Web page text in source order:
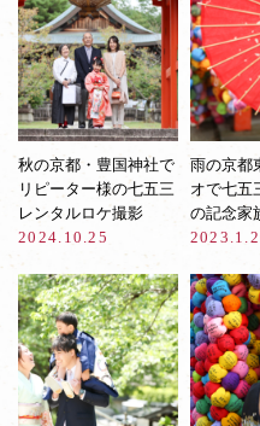
秋の京都・豊国神社で
リピーター様の七五三
レンタルロケ撮影
2024.10.25
雨の京都
オで七五
の記念家